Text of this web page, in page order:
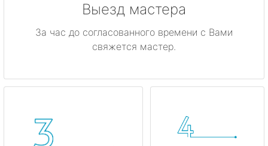
Выезд мастера
За час до согласованного времени с Вами
свяжется мастер.